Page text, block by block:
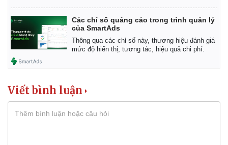
Các chỉ số quảng cáo trong trình quản lý
của SmartAds
Thông qua các chỉ số này, thương hiệu đánh giá
mức độ hiển thị, tương tác, hiệu quả chi phí.
Viết bình luận